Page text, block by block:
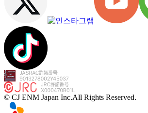
© CJ ENM Japan Inc.All Rights Reserved.